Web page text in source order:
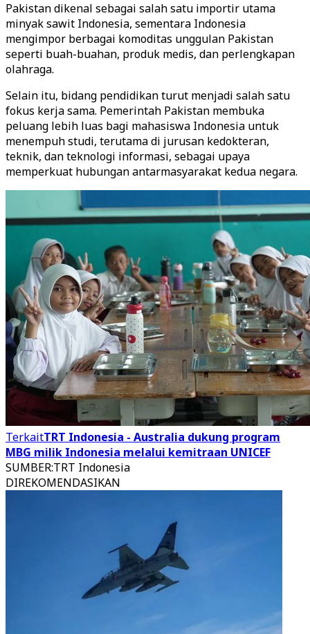
Pakistan dikenal sebagai salah satu importir utama
minyak sawit Indonesia, sementara Indonesia
mengimpor berbagai komoditas unggulan Pakistan
seperti buah-buahan, produk medis, dan perlengkapan
olahraga.
Selain itu, bidang pendidikan turut menjadi salah satu
fokus kerja sama. Pemerintah Pakistan membuka
peluang lebih luas bagi mahasiswa Indonesia untuk
menempuh studi, terutama di jurusan kedokteran,
teknik, dan teknologi informasi, sebagai upaya
memperkuat hubungan antarmasyarakat kedua negara.
TerkaitTRT Indonesia - Australia dukung program
MBG milik Indonesia melalui kemitraan UNICEF
SUMBER:TRT Indonesia
DIREKOMENDASIKAN